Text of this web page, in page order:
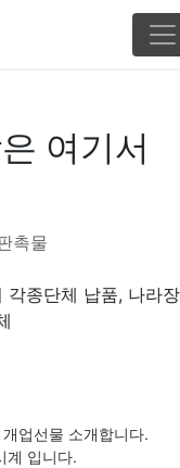
여기서
각종단체 납품, 나라장
업선물 소개합니다.
계 입니다.